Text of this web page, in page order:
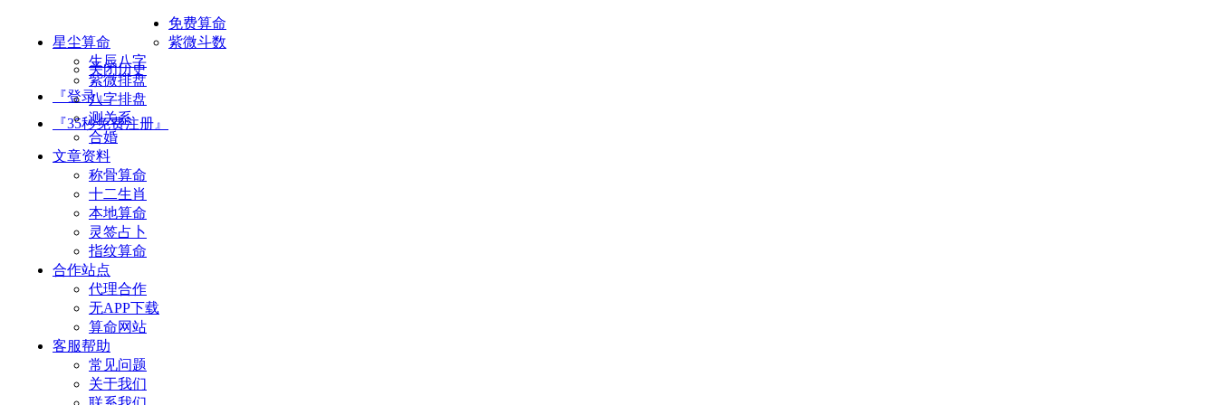
星尘算命
关闭历史
『登录』
『35秒免费注册』
免费算命
紫微斗数
生辰八字
紫微排盘
八字排盘
测关系
合婚
文章资料
称骨算命
十二生肖
本地算命
灵签占卜
指纹算命
合作站点
代理合作
无APP下载
算命网站
客服帮助
常见问题
关于我们